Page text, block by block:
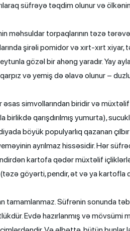
süfrəyə təqdim olunur və
məhsuldar torpaqlarının təzə
şirəli pomidor və xırt-xırt
gözəl bir ahəng yaradır. Yay
və yemiş də əlavə olunur –
simvollarından biridir və müxtəlif
qarışdırılmış yumurta),
böyük populyarlıq qazanan
ayrılmaz hissəsidir. Hər
kartofa qədər müxtəlif
(təzə göyərti, pendir, ət və ya
tamamlanmaz. Süfrənin sonunda
Evdə hazırlanmış və